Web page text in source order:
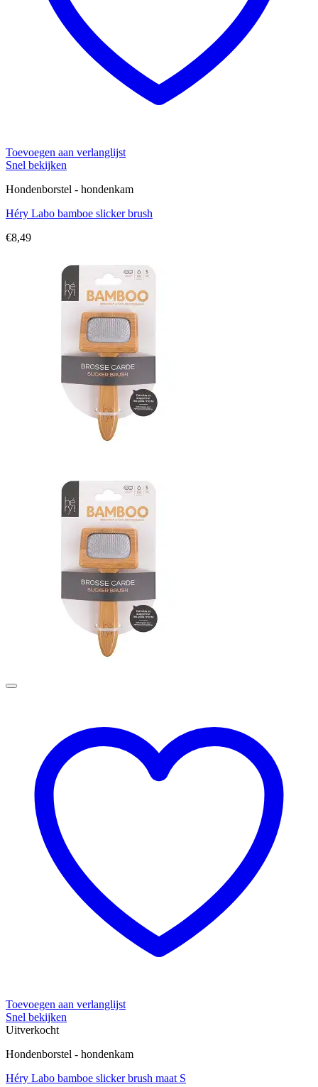
Toevoegen aan verlanglijst
Snel bekijken
Hondenborstel - hondenkam
Héry Labo bamboe slicker brush
€8,49
Toevoegen aan verlanglijst
Snel bekijken
Uitverkocht
Hondenborstel - hondenkam
Héry Labo bamboe slicker brush maat S